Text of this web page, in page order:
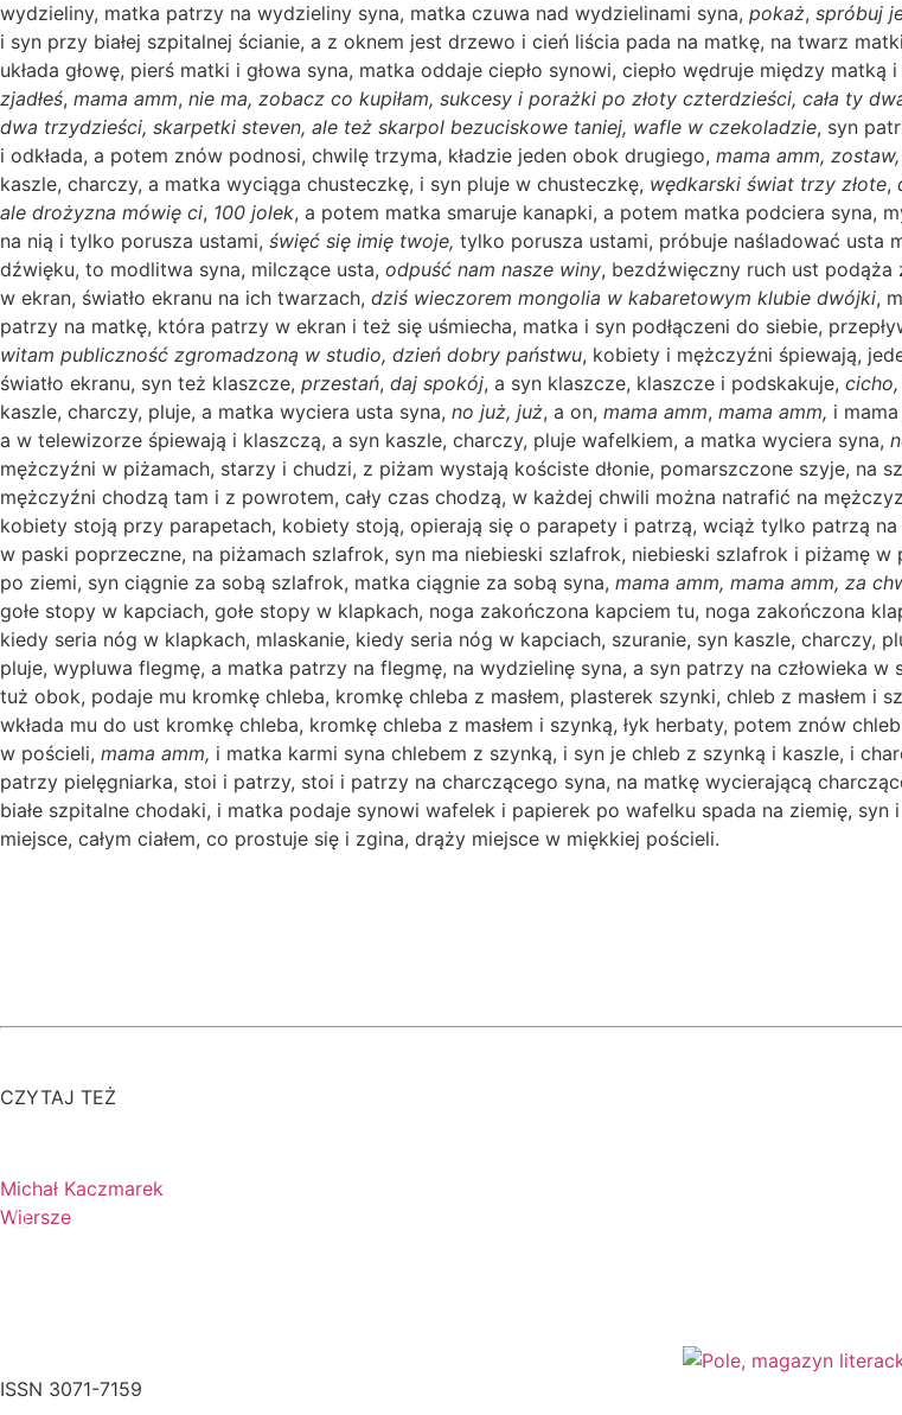
wydzieliny, matka patrzy na wydzieliny syna, matka czuwa nad wydzielinami syna, pokaż, spróbuj
i syn przy białej szpitalnej ścianie, a z oknem jest drzewo i cień liścia pada na matkę, na twarz
układa głowę, pierś matki i głowa syna, matka oddaje ciepło synowi, ciepło wędruje między matką i
zjadłeś, mama amm, nie ma, zobacz co kupiłam, sukcesy i porażki po złoty czterdzieści, cała ty
dwa trzydzieści, skarpetki steven, ale też skarpol bezuciskowe taniej, wafle w czekoladzie, syn
i odkłada, a potem znów podnosi, chwilę trzyma, kładzie jeden obok drugiego, mama amm,
kaszle, charczy, a matka wyciąga chusteczkę, i syn pluje w chusteczkę, wędkarski świat trzy złote,
ale drożyzna mówię ci, 100 jolek, a potem matka smaruje kanapki, a potem matka podciera syna,
na nią i tylko porusza ustami, święć się imię twoje, tylko porusza ustami, próbuje naśladować usta
dźwięku, to modlitwa syna, milczące usta, odpuść nam nasze winy, bezdźwięczny ruch ust podąża
w ekran, światło ekranu na ich twarzach, dziś wieczorem mongolia w kabaretowym klubie dwójki,
patrzy na matkę, która patrzy w ekran i też się uśmiecha, matka i syn podłączeni do siebie,
witam publiczność zgromadzoną w studio, dzień dobry państwu, kobiety i mężczyźni śpiewają,
światło ekranu, syn też klaszcze, przestań, daj spokój, a syn klaszcze, klaszcze i podskakuje,
kaszle, charczy, pluje, a matka wyciera usta syna, no już, już, a on, mama amm, mama amm, i
a w telewizorze śpiewają i klaszczą, a syn kaszle, charczy, pluje wafelkiem, a matka wyciera syna,
mężczyźni w piżamach, starzy i chudzi, z piżam wystają kościste dłonie, pomarszczone szyje, na
mężczyźni chodzą tam i z powrotem, cały czas chodzą, w każdej chwili można natrafić na
kobiety stoją przy parapetach, kobiety stoją, opierają się o parapety i patrzą, wciąż tylko patrzą
w paski poprzeczne, na piżamach szlafrok, syn ma niebieski szlafrok, niebieski szlafrok i piżamę
po ziemi, syn ciągnie za sobą szlafrok, matka ciągnie za sobą syna, mama amm, mama amm, za
gołe stopy w kapciach, gołe stopy w klapkach, noga zakończona kapciem tu, noga zakończona
kiedy seria nóg w klapkach, mlaskanie, kiedy seria nóg w kapciach, szuranie, syn kaszle, charczy,
pluje, wypluwa flegmę, a matka patrzy na flegmę, na wydzielinę syna, a syn patrzy na człowieka w
tuż obok, podaje mu kromkę chleba, kromkę chleba z masłem, plasterek szynki, chleb z masłem i
wkłada mu do ust kromkę chleba, kromkę chleba z masłem i szynką, łyk herbaty, potem znów
w pościeli, mama amm, i matka karmi syna chlebem z szynką, i syn je chleb z szynką i kaszle, i
patrzy pielęgniarka, stoi i patrzy, stoi i patrzy na charczącego syna, na matkę wycierającą
białe szpitalne chodaki, i matka podaje synowi wafelek i papierek po wafelku spada na ziemię,
miejsce, całym ciałem, co prostuje się i zgina, drąży miejsce w miękkiej pościeli.
CZYTAJ TEŻ
Michał Kaczmarek
Wiersze
ISSN 3071-7159